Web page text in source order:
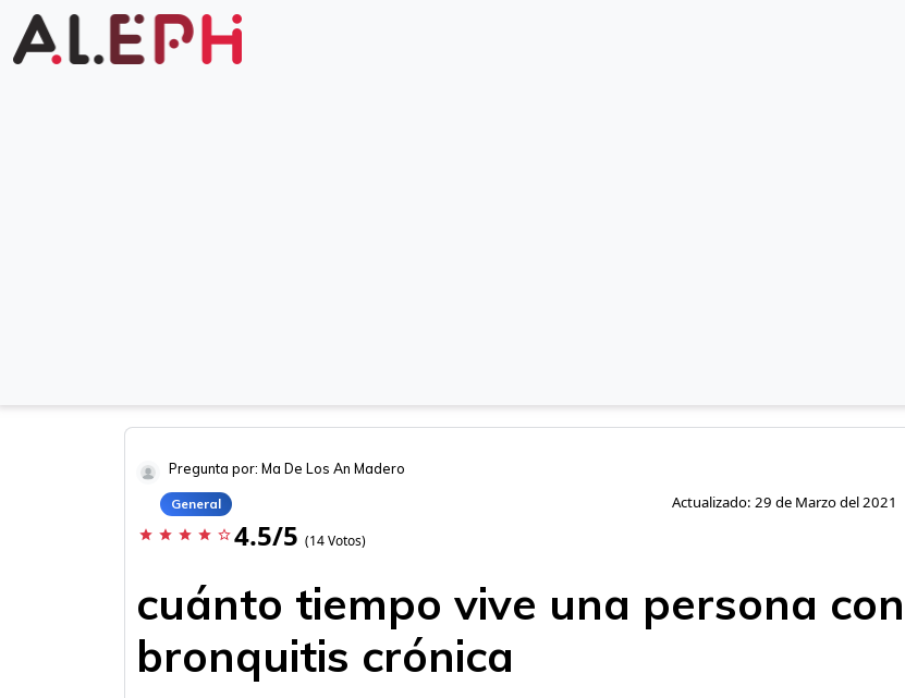
Pregunta por: Ma De Los An Madero
General Actualizado: 29 de Marzo del 2021
star star star star star_border 4.5/5 (14 Votos)
cuánto tiempo vive una persona con
bronquitis crónica